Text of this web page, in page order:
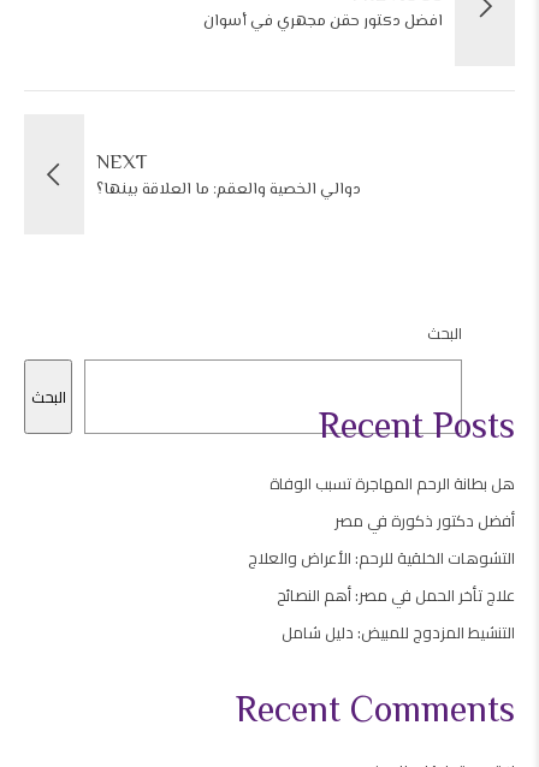
افضل دكتور حقن مجهري في أسوان
NEXT
دوالي الخصية والعقم: ما العلاقة بينها؟
البحث
البحث
Recent Posts
هل بطانة الرحم المهاجرة تسبب الوفاة
أفضل دكتور ذكورة في مصر
التشوهات الخلقية للرحم: الأعراض والعلاج
علاج تأخر الحمل في مصر: أهم النصائح
التنشيط المزدوج للمبيض: دليل شامل
Recent Comments